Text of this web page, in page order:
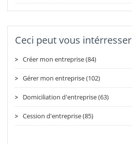
Ceci peut vous intérresser
Créer mon entreprise (84)
Gérer mon entreprise (102)
Domiciliation d'entreprise (63)
Cession d'entreprise (85)